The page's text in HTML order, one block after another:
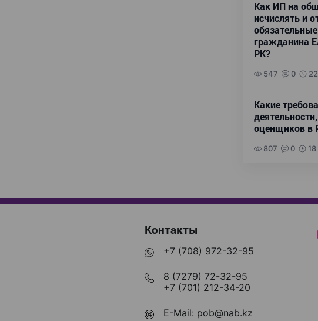
Как ИП на
исчислять и
гражданина
РК?
547 0
Какие
оценщиков в
807 0
Контакты
+7 (708) 972-32-95
8 (7279) 72-32-95
+7 (701) 212-34-20
E-Mail: pob@nab.kz